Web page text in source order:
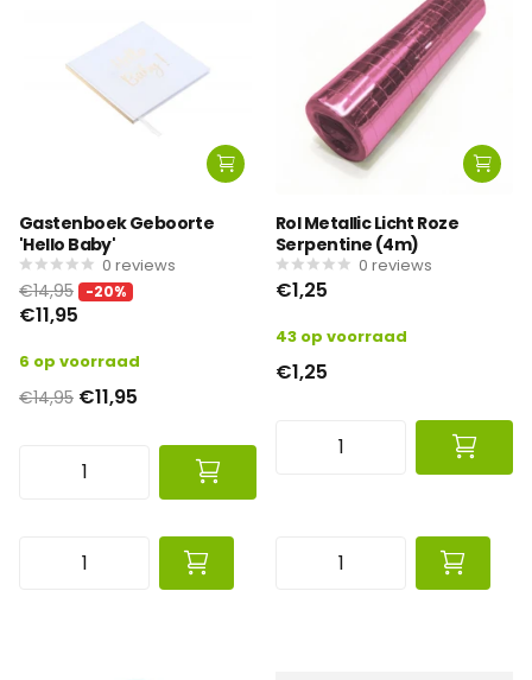
Gastenboek Geboorte
'Hello Baby'
0 reviews
€14,95 -20%
€11,95
6 op voorraad
€14,95 €11,95
Rol Metallic Licht Roze
Serpentine (4m)
0 reviews
€1,25
43 op voorraad
€1,25